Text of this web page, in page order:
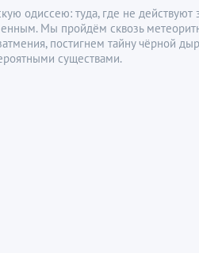
одиссею: туда, где не
Мы пройдём сквозь
постигнем тайну чёрной
существами.